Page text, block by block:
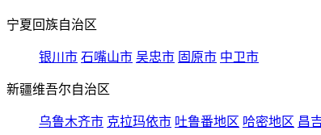
宁夏回族自治区
银川市 石嘴山市 吴忠市 固原市 中卫市
新疆维吾尔自治区
乌鲁木齐市 克拉玛依市 吐鲁番地区 哈密地区 昌